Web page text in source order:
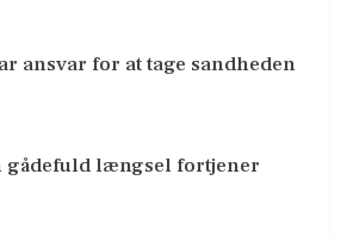
ansvar for at tage sandheden
gådefuld længsel fortjener